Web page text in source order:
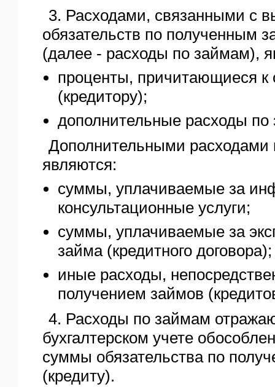
3. Расходами, связанными с
обязательств по полученным
(далее - расходы по займам),
проценты, причитающиеся к
(кредитору);
дополнительные расходы
Дополнительными расходами
являются:
суммы, уплачиваемые за
консультационные услуги;
суммы, уплачиваемые за
займа (кредитного договора);
иные расходы,
получением займов
4. Расходы по займам
бухгалтерском учете
суммы обязательства по
(кредиту).